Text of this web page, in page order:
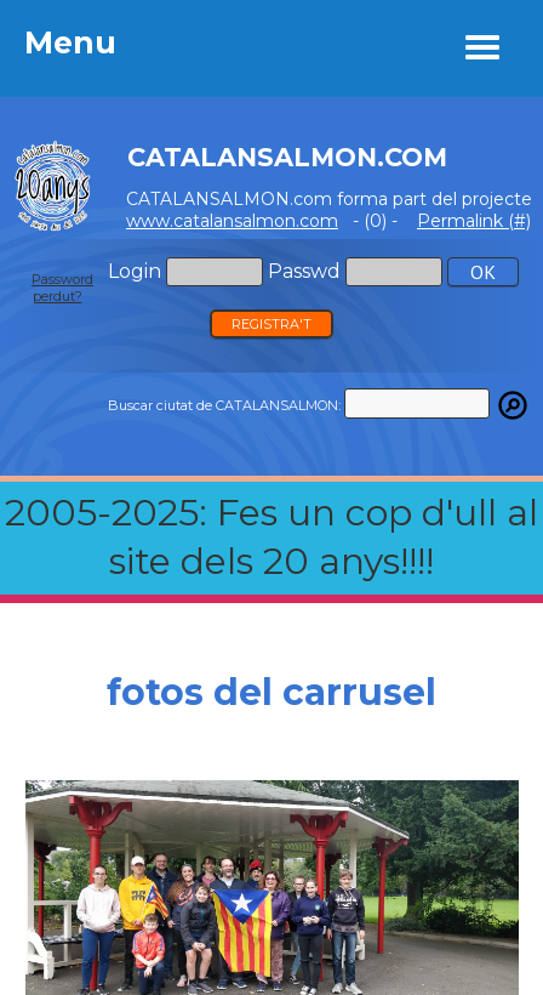
Menu
CATALANSALMON.COM
CATALANSALMON.com forma part del projecte
www.catalansalmon.com - (0) - Permalink (#)
Login Passwd
Password
perdut?
REGISTRA'T
Buscar ciutat de CATALANSALMON:
2005-2025: Fes un cop d'ull al
site dels 20 anys!!!!
Menu
fotos del carrusel